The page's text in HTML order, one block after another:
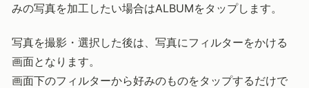
みの写真を加工したい場合はALBUMをタップします。
写真を撮影・選択した後は、写真にフィルターをかける
画面となります。
画面下のフィルターから好みのものをタップするだけで